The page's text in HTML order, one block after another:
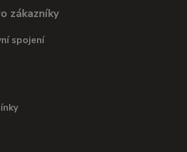
zákazníky
spojení